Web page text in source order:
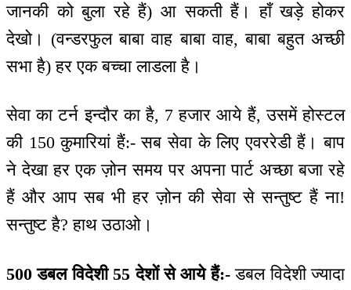
जानकी को बुला रहे हैं) आ सकती हैं। हाँ खड़े होकर
देखो। (वन्डरफुल बाबा वाह बाबा वाह, बाबा बहुत अच्छी
सभा है) हर एक बच्चा लाडला है।
सेवा का टर्न इन्दौर का है, 7 हजार आये हैं, उसमें होस्टल
की 150 कुमारियां हैं:- सब सेवा के लिए एवररेडी हैं। बाप
ने देखा हर एक ज़ोन समय पर अपना पार्ट अच्छा बजा रहे
हैं और आप सब भी हर ज़ोन की सेवा से सन्तुष्ट हैं ना!
सन्तुष्ट है? हाथ उठाओ।
500 डबल विदेशी 55 देशों से आये हैं:-डबल विदेशी ज्यादा